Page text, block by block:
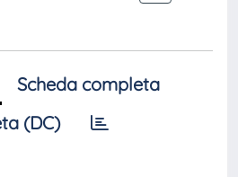
Scheda completa
(DC)